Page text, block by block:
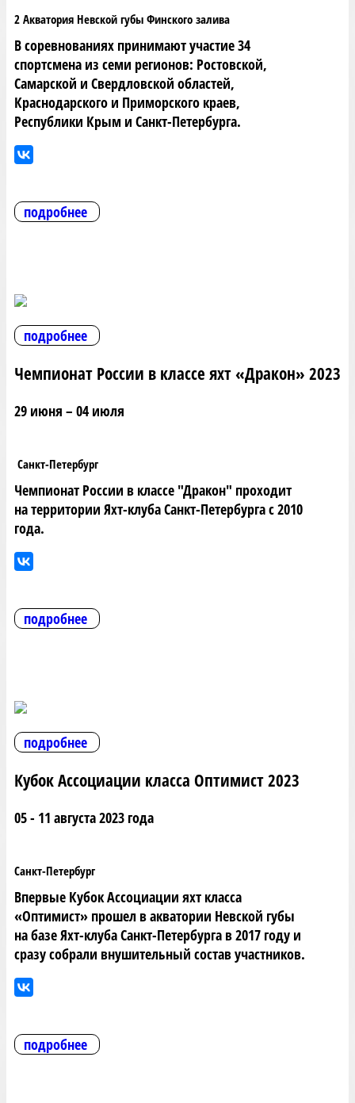
2 Акватория Невской губы Финского залива
В соревнованиях принимают участие 34
спортсмена из семи регионов: Ростовской,
Самарской и Свердловской областей,
Краснодарского и Приморского краев,
Республики Крым и Санкт-Петербурга.
подробнее
подробнее
Чемпионат России в классе яхт «Дракон» 2023
29 июня – 04 июля
Санкт-Петербург
Чемпионат России в классе "Дракон" проходит
на территории Яхт-клуба Санкт-Петербурга с 2010
года.
подробнее
подробнее
Кубок Ассоциации класса Оптимист 2023
05 - 11 августа 2023 года
Санкт-Петербург
Впервые Кубок Ассоциации яхт класса
«Оптимист» прошел в акватории Невской губы
на базе Яхт-клуба Санкт-Петербурга в 2017 году и
сразу собрали внушительный состав участников.
подробнее